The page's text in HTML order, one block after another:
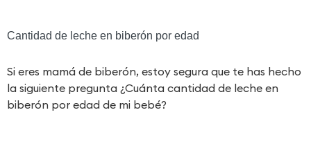
Cantidad de leche en biberón por edad
Si eres mamá de biberón, estoy segura que te has hecho
la siguiente pregunta ¿Cuánta cantidad de leche en
biberón por edad de mi bebé?